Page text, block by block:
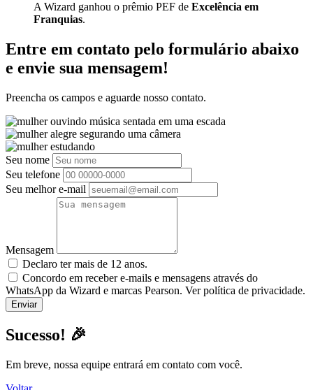
A Wizard ganhou o prêmio PEF de Excelência em
Franquias.
Entre em contato pelo formulário abaixo
e envie sua mensagem!
Preencha os campos e aguarde nosso contato.
Seu nome
Seu telefone
Seu melhor e-mail
Mensagem
Declaro ter mais de 12 anos.
Concordo em receber e-mails e mensagens através do
WhatsApp da Wizard e marcas Pearson. Ver política de privacidade.
Sucesso! 🎉
Em breve, nossa equipe entrará em contato com você.